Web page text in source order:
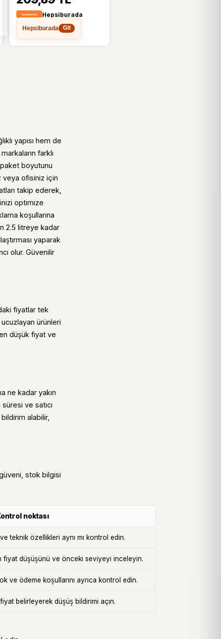
3X200CC
Hepsiburada
Hepsiburada
Git
yapısı hem de
farklı
boyutunu
veya ofisiniz için
takip ederek,
optimize
koşullarına
2.5 litreye kadar
yaparak
olur. Güvenilir
fiyatlar tek
ürünleri
düşük fiyat ve
ne kadar yakın
ve satıcı
alabilir,
stok bilgisi
noktası
teknik özellikleri aynı mı kontrol edin.
fiyat düşüşünü ve önceki seviyeyi inceleyin.
ve ödeme koşullarını ayrıca kontrol edin.
belirleyerek düşüş bildirimi açın.